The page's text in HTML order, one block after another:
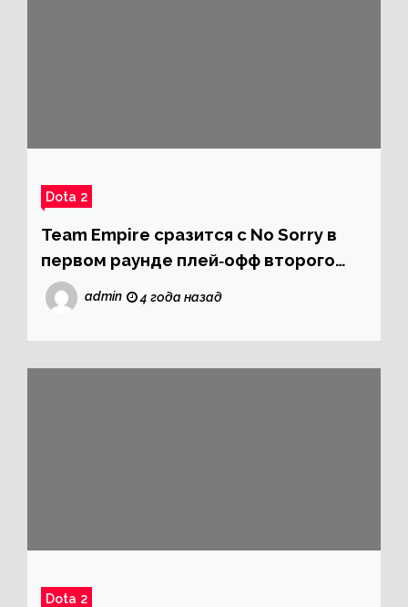
Dota 2
Team Empire сразится с No Sorry в
первом раунде плей‑офф второго
дивизиона DPC 2021/2022
admin 4 года назад
Dota 2